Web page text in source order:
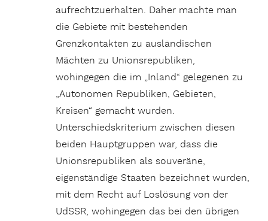
aufrechtzuerhalten. Daher machte man
die Gebiete mit bestehenden
Grenzkontakten zu ausländischen
Mächten zu Unionsrepubliken,
wohingegen die im „Inland“ gelegenen zu
„Autonomen Republiken, Gebieten,
Kreisen“ gemacht wurden.
Unterschiedskriterium zwischen diesen
beiden Hauptgruppen war, dass die
Unionsrepubliken als souveräne,
eigenständige Staaten bezeichnet wurden,
mit dem Recht auf Loslösung von der
UdSSR, wohingegen das bei den übrigen